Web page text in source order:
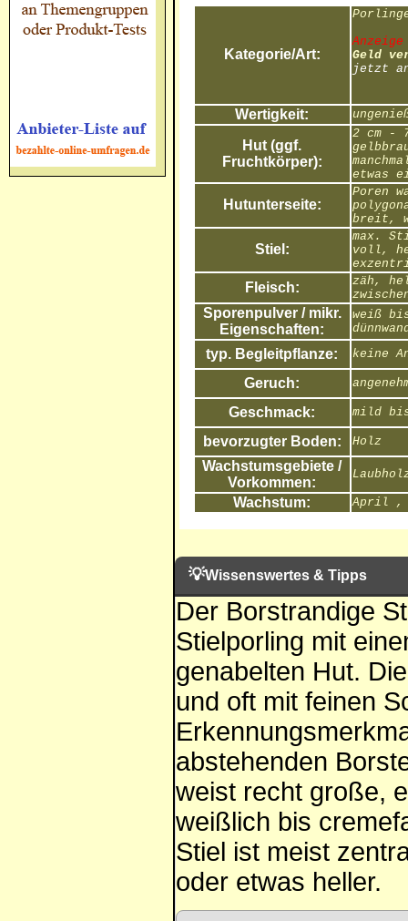
Kategorie/Art:
Anzeige
Geld
jetzt
Wertigkeit:
Hut (ggf.
Fruchtkörper):
2 cm -
etwas
Hutunterseite:
Poren
breit,
Stiel:
max.
voll,
Fleisch:
zäh,
Sporenpulver / mikr.
Eigenschaften:
weiß
typ. Begleitpflanze: keine
Geruch:
Geschmack: mild
bevorzugter Boden: Holz
Wachstumsgebiete /
Vorkommen:
Wachstum: April ,
💡Wissenswertes & Tipps
Der Borstrandige
Stielporling mit
genabelten Hut.
und oft mit feinen
abstehenden
weist recht große,
weißlich bis
Stiel ist meist
oder etwas heller.